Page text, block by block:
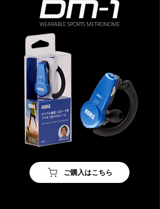
WEARABLE SPORTS METRONOME
ご購入はこちら